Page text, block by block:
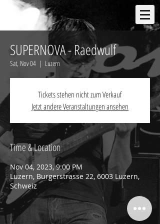
SUPERNOVA - Raedwulf
Sat, Nov 04
  |
Luzern
Tickets stehen nicht zum Verkauf
Jetzt andere Veranstaltungen ansehen
Time & Location
Nov 04, 2023, 9:00 PM
Luzern, Burgerstrasse 22, 6003 Luzern,
Schweiz